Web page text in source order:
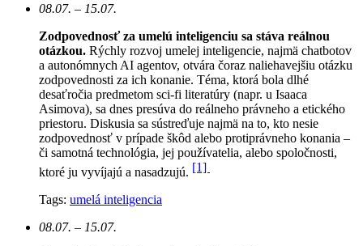
08.07. – 15.07.
Zodpovednosť za umelú inteligenciu sa stáva reálnou
otázkou. Rýchly rozvoj umelej inteligencie, najmä chatbotov
a autonómnych AI agentov, otvára čoraz naliehavejšiu otázku
zodpovednosti za ich konanie. Téma, ktorá bola dlhé
desaťročia predmetom sci-fi literatúry (napr. u Isaaca
Asimova), sa dnes presúva do reálneho právneho a etického
priestoru. Diskusia sa sústreďuje najmä na to, kto nesie
zodpovednosť v prípade škôd alebo protiprávneho konania –
či samotná technológia, jej používatelia, alebo spoločnosti,
ktoré ju vyvíjajú a nasadzujú. [1]
Tags: umelá inteligencia
08.07. – 15.07.